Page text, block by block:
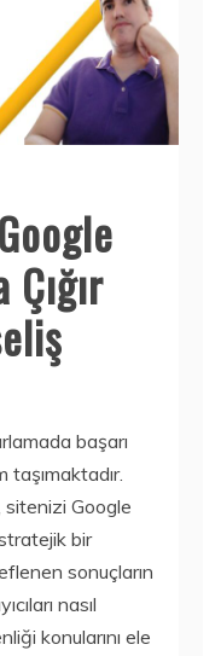
başarı
Google
bir
sonuçların
nasıl
konularını ele